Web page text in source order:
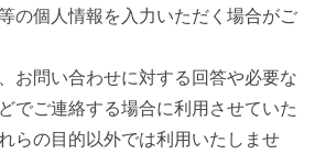
の個人情報を入力いただく場合がご
お問い合わせに対する回答や必要な
でご連絡する場合に利用させていた
らの目的以外では利用いたしませ